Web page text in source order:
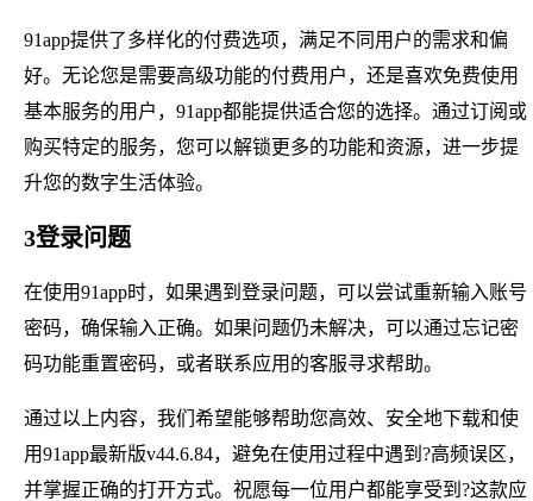
91app提供了多样化的付费选项，满足不同用户的需求和偏
好。无论您是需要高级功能的付费用户，还是喜欢免费使用
基本服务的用户，91app都能提供适合您的选择。通过订阅或
购买特定的服务，您可以解锁更多的功能和资源，进一步提
升您的数字生活体验。
3登录问题
在使用91app时，如果遇到登录问题，可以尝试重新输入账号
密码，确保输入正确。如果问题仍未解决，可以通过忘记密
码功能重置密码，或者联系应用的客服寻求帮助。
通过以上内容，我们希望能够帮助您高效、安全地下载和使
用91app最新版v44.6.84，避免在使用过程中遇到?高频误区，
并掌握正确的打开方式。祝愿每一位用户都能享受到?这款应